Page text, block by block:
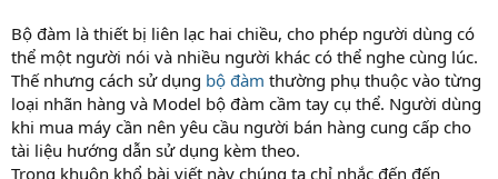
Bộ đàm là thiết bị liên lạc hai chiều, cho phép người dùng có
thể một người nói và nhiều người khác có thể nghe cùng lúc.
Thế nhưng cách sử dụng bộ đàm thường phụ thuộc vào từng
loại nhãn hàng và Model bộ đàm cầm tay cụ thể. Người dùng
khi mua máy cần nên yêu cầu người bán hàng cung cấp cho
tài liệu hướng dẫn sử dụng kèm theo.
Trong khuôn khổ bài viết này chúng ta chỉ nhắc đến đến